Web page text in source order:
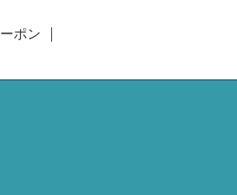
ポン